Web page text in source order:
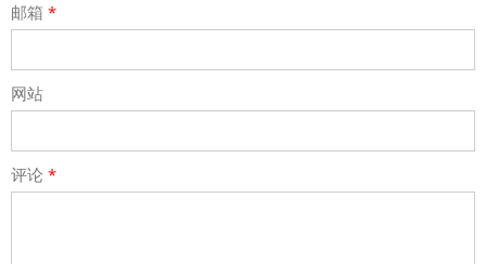
邮箱 *
网站
评论 *